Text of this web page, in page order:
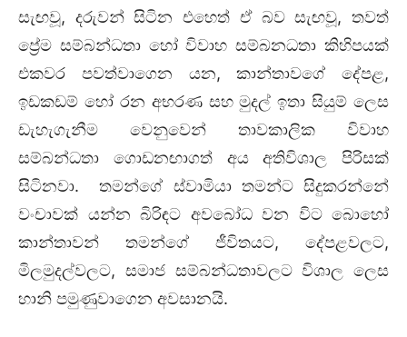
සැඟවූ, දරුවන් සිටින එහෙත් ඒ බව සැඟවූ, තවත්
ප්‍රේම සම්බන්ධතා හෝ විවාහ සම්බනධතා කිහිපයක්
එකවර පවත්වාගෙන යන, කාන්තාවගේ දේපළ,
ඉඩකඩම් හෝ රන අභරණ සහ මුදල් ඉතා සියුම් ලෙස
ඩැහැගැනීම වෙනුවෙන් තාවකාලික විවාහ
සම්බන්ධතා ගොඩනඟාගත් අය අතිවිශාල පිරිසක්
සිටිනවා. තමන්ගේ ස්වාමියා තමන්ට සිදුකරන්නේ
වංචාවක් යන්න බිරිඳට අවබෝධ වන විට බොහෝ
කාන්තාවන් තමන්ගේ ජීවිතයට, දේපළවලට,
මිලමුදල්වලට, සමාජ සම්බන්ධතාවලට විශාල ලෙස
හානි පමුණුවාගෙන අවසානයි.